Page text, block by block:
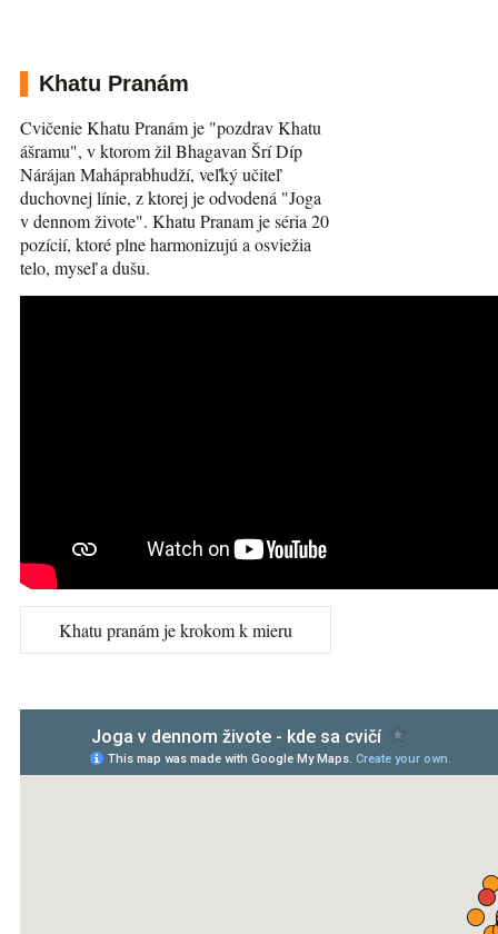
Khatu Pranám
Cvičenie Khatu Pranám je "pozdrav Khatu
ášramu", v ktorom žil Bhagavan Šrí Díp
Nárájan Maháprabhudží, veľký učiteľ
duchovnej línie, z ktorej je odvodená "Joga
v dennom živote". Khatu Pranam je séria 20
pozícií, ktoré plne harmonizujú a osviežia
telo, myseľ a dušu.
Khatu pranám je krokom k mieru